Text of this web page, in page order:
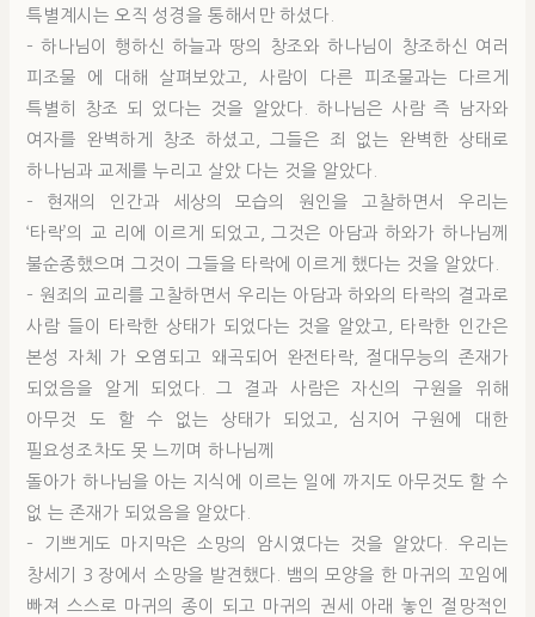
특별계시는 오직 성경을 통해서만 하셨다.
– 하나님이 행하신 하늘과 땅의 창조와 하나님이 창조하신 여러
피조물 에 대해 살펴보았고, 사람이 다른 피조물과는 다르게
특별히 창조 되 었다는 것을 알았다. 하나님은 사람 즉 남자와
여자를 완벽하게 창조 하셨고, 그들은 죄 없는 완벽한 상태로
하나님과 교제를 누리고 살았 다는 것을 알았다.
– 현재의 인간과 세상의 모습의 원인을 고찰하면서 우리는
‘타락’의 교 리에 이르게 되었고, 그것은 아담과 하와가 하나님께
불순종했으며 그것이 그들을 타락에 이르게 했다는 것을 알았다.
– 원죄의 교리를 고찰하면서 우리는 아담과 하와의 타락의 결과로
사람 들이 타락한 상태가 되었다는 것을 알았고, 타락한 인간은
본성 자체 가 오염되고 왜곡되어 완전타락, 절대무능의 존재가
되었음을 알게 되었다. 그 결과 사람은 자신의 구원을 위해
아무것 도 할 수 없는 상태가 되었고, 심지어 구원에 대한
필요성조차도 못 느끼며 하나님께
돌아가 하나님을 아는 지식에 이르는 일에 까지도 아무것도 할 수
없 는 존재가 되었음을 알았다.
– 기쁘게도 마지막은 소망의 암시였다는 것을 알았다. 우리는
창세기 3 장에서 소망을 발견했다. 뱀의 모양을 한 마귀의 꼬임에
빠져 스스로 마귀의 종이 되고 마귀의 권세 아래 놓인 절망적인